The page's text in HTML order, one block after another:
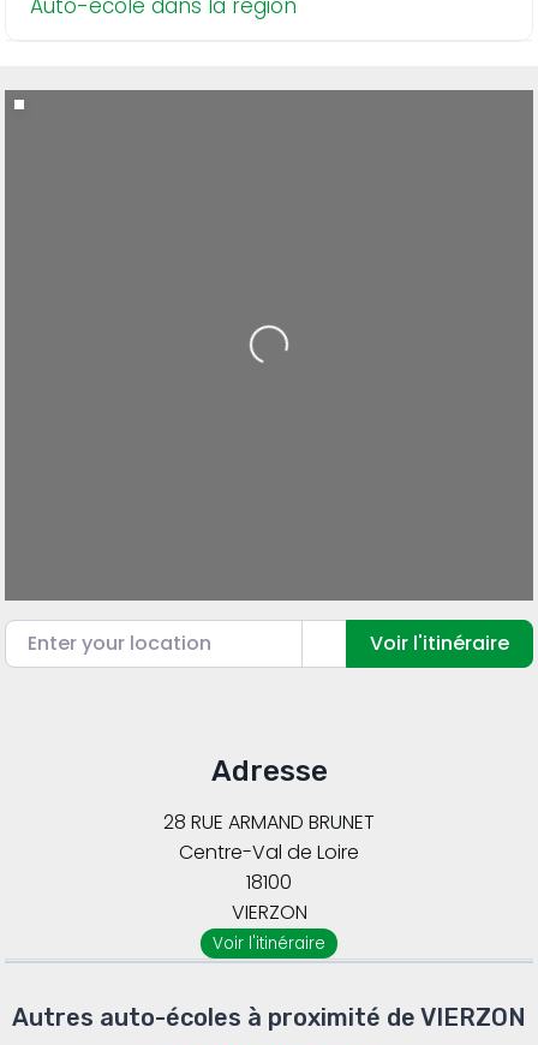
Loading...
Enter your location
Voir l'itinéraire
Adresse
28 RUE ARMAND BRUNET
VIERZON
Centre-Val de Loire
18100
Voir l'itinéraire
Autres auto-écoles à proximité de VIERZON